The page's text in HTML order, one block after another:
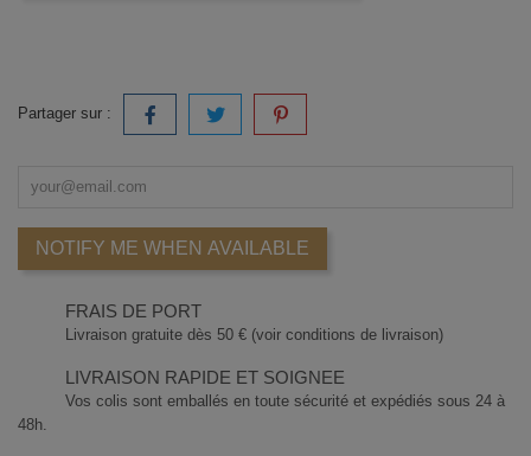
Partager sur :
NOTIFY ME WHEN AVAILABLE
FRAIS DE PORT
Livraison gratuite dès 50 € (voir conditions de livraison)
LIVRAISON RAPIDE ET SOIGNEE
Vos colis sont emballés en toute sécurité et expédiés sous 24 à
48h.